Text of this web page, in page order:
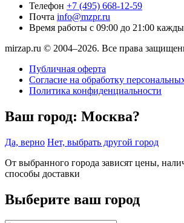
Телефон +7 (495) 668-12-59
Почта info@mzpr.ru
Время работы с 09:00 до 21:00
mirzap.ru © 2004–2026. Все права
Публичная оферта
Согласие на обработку
Политика конфиденциальности
Ваш город: Москва?
Да, верно Нет, выбрать другой город
От выбранного города зависят цены,
способы доставки
Выберите ваш город